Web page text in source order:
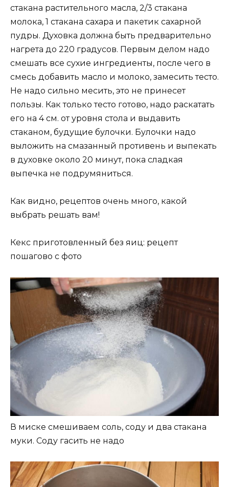
стакана растительного масла, 2/3 стакана
молока, 1 стакана сахара и пакетик сахарной
пудры. Духовка должна быть предварительно
нагрета до 220 градусов. Первым делом надо
смешать все сухие ингредиенты, после чего в
смесь добавить масло и молоко, замесить тесто.
Не надо сильно месить, это не принесет
пользы. Как только тесто готово, надо раскатать
его на 4 см. от уровня стола и выдавить
стаканом, будущие булочки. Булочки надо
выложить на смазанный противень и выпекать
в духовке около 20 минут, пока сладкая
выпечка не подрумяниться.
Как видно, рецептов очень много, какой
выбрать решать вам!
Кекс приготовленный без яиц: рецепт
пошагово с фото
В миске смешиваем соль, соду и два стакана
муки. Соду гасить не надо